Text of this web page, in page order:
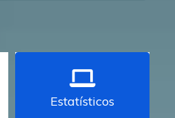
Estatísticos